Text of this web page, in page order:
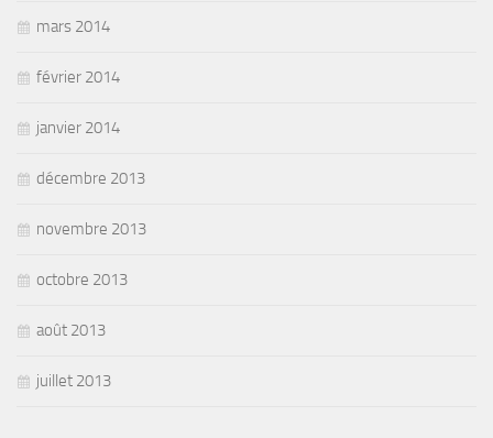
mars 2014
février 2014
janvier 2014
décembre 2013
novembre 2013
octobre 2013
août 2013
juillet 2013